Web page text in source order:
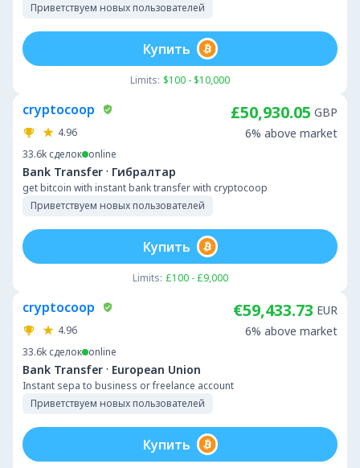
Приветствуем новых пользователей
Limits: $100 - $10,000
Купить
cryptocoop
4.96
33.6k сделок online
Bank Transfer · Гибралтар
get bitcoin with instant bank transfer with cryptocoop
Приветствуем новых пользователей
£50,930.05 GBP
6% above market
Limits: £100 - £9,000
Купить
cryptocoop
4.96
33.6k сделок online
Bank Transfer · European Union
Instant sepa to business or freelance account
Приветствуем новых пользователей
€59,433.73 EUR
6% above market
Купить